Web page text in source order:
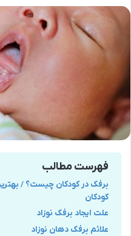
فهرست مطالب
برفک در کودکان چیست؟ /
کودکان
علت ایجاد برفک نوزاد
علائم برفک دهان نوزاد